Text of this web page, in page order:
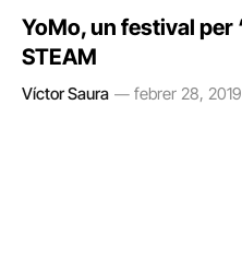
YoMo, un festival per
STEAM
Víctor Saura febrer 28, 2019